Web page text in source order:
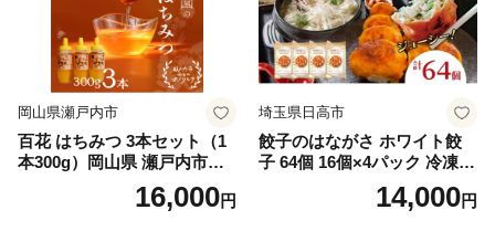
岡山県瀬戸内市
百花 はちみつ 3本セット（1
本300g）岡山県 瀬戸内市産
石黒農園 ヨーグルト パン 砂
糖の代わり 香り高い いい香
16,000円
埼玉県日高市
餃子のはながさ ホワイト餃
子 64個 16個×4パック 冷凍
中華 点心 B級グルメ ご当地
野菜 おつまみ おかず 簡単調
14,000円